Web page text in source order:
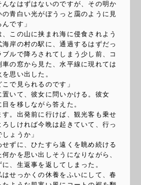
なはずはないのですが、その明か
の青白い光がぼうっと靄のように見
です」
この山に挟まれ海に侵食されよう
海岸の村の駅に、通過するはずだっ
ルで降ろされてしまう少し前、コ
車の窓から見た、水平線に現れては
思い出した。
で見られるのです」
いて、彼女に問いかける。彼女
を移しながら答えた。
。出発前に行けば、観光客も乗せ
しければ今晩は起きていて、行っ
ょうか」
ずに、ひたすら遠くを眺め続ける
かを思い出しそうになりながら、
、生返事を返してしまった。
せっかくの休養をふいにして、春